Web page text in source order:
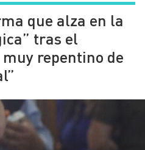
Programas
Economía
que alza en la
tras el
repentino de